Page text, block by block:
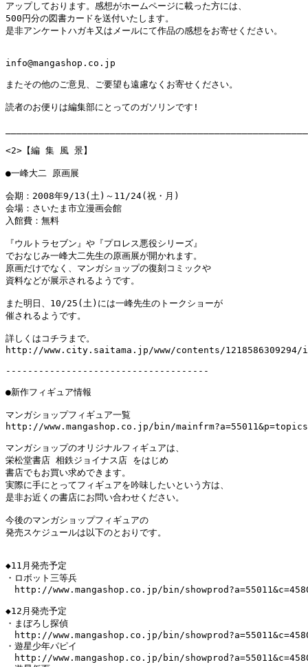
アップしております。感想がホームページに載った方には、
500円分の図書カードを送付いたします。
是非アンケートハガキ又はメールにて作品の感想をお寄せください。
info@mangashop.co.jp
またその他のご意見、ご要望も遠慮なくお寄せください。
読者のお便りは編集部にとってのガソリンです!
<2>【編 集 風 景】
●一峰大二 原画展
会期：2008年9/13(土)～11/24(祝・月)
会場：さいたま市立漫画会館
入館費：無料
『ウルトラセブン』や『プロレス悪役シリーズ』
でおなじみ一峰大二先生の原画展が開かれます。
原画だけでなく、マンガショップの復刻コミックや
資料などが展示されるようです。
また明日、10/25(土)には一峰先生のトークショーが
催されるようです。
詳しくはコチラまで。
http://www.city.saitama.jp/www/contents/1218586309294/
-------------------------------------
●新作フィギュア情報
マンガショップフィギュア一覧
http://www.mangashop.co.jp/bin/
マンガショップのオリジナルフィギュアは、
栄松堂書店 相鉄ジョイナス店 をはじめ
書店でもお買い求めできます。
実際に手にとってフィギュアを吟味したいという方は、
是非お近くの書店にお問い合わせください。
今後のマンガショップフィギュアの
発売スケジュールは以下のとおりです。
◆11月発売予定
・ロボット三等兵
http://www.mangashop.co.jp/bin/
◆12月発売予定
・まぼろし探偵
http://www.mangashop.co.jp/bin/
・遊星少年パピイ
http://www.mangashop.co.jp/bin/